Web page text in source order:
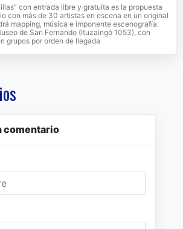
con entrada libre y gratuita es la propuesta
con más de 30 artistas en escena en un original
mapping, música e imponente escenografía.
de San Fernando (Ituzaingó 1053), con
grupos por orden de llegada
comentario